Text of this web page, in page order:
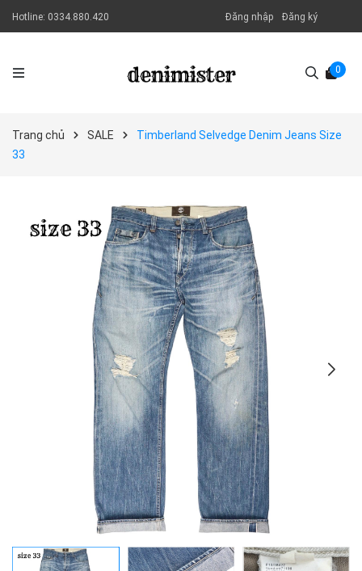
Hotline: 0334.880.420 Đăng nhập Đăng ký
0
Trang chủ SALE
Timberland Selvedge Denim Jeans Size
33